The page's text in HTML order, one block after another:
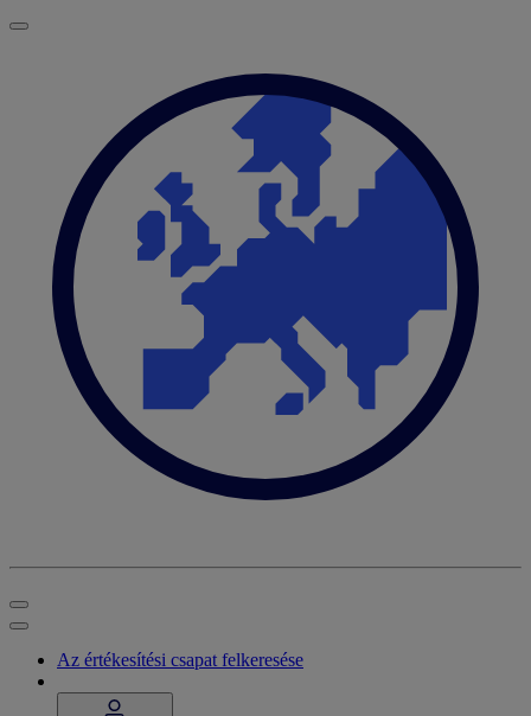
Az értékesítési csapat felkeresése